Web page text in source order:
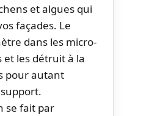
et algues qui
façades. Le
dans les micro-
et les détruit à la
pour autant
se fait par